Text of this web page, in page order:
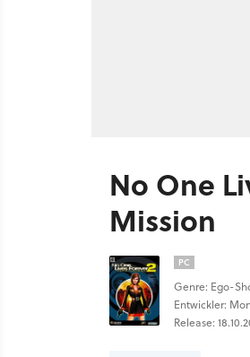
No One
Mission
PC
Genre: Ego-
Entwickler:
Release: